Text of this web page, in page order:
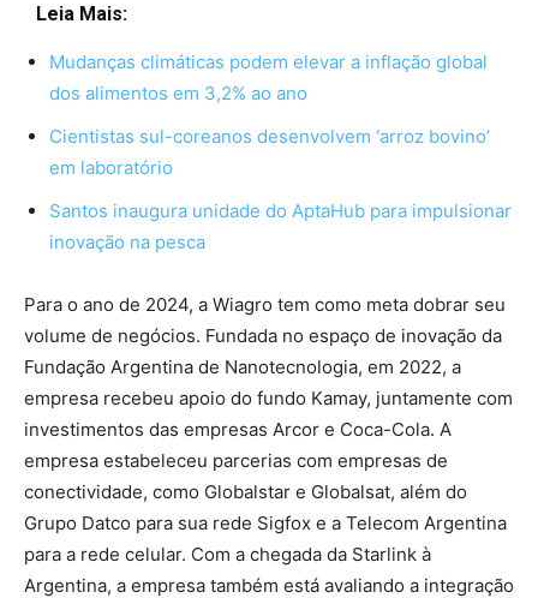
Leia Mais:
Mudanças climáticas podem elevar a inflação global
dos alimentos em 3,2% ao ano
Cientistas sul-coreanos desenvolvem ‘arroz bovino’
em laboratório
Santos inaugura unidade do AptaHub para impulsionar
inovação na pesca
Para o ano de 2024, a Wiagro tem como meta dobrar seu
volume de negócios. Fundada no espaço de inovação da
Fundação Argentina de Nanotecnologia, em 2022, a
empresa recebeu apoio do fundo Kamay, juntamente com
investimentos das empresas Arcor e Coca-Cola. A
empresa estabeleceu parcerias com empresas de
conectividade, como Globalstar e Globalsat, além do
Grupo Datco para sua rede Sigfox e a Telecom Argentina
para a rede celular. Com a chegada da Starlink à
Argentina, a empresa também está avaliando a integração